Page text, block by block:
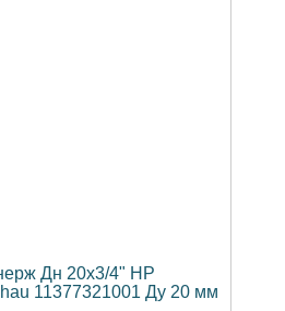
Дн 20х3/4" НР
11377321001 Ду 20 мм